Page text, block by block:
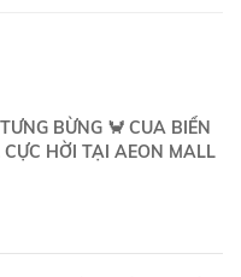
BỪNG 🦀 CUA BIỂN
HỜI TẠI AEON MALL